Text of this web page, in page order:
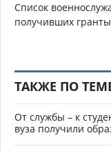
Список
получивших
ТАКЖЕ ПО
От службы – к
вуза получили